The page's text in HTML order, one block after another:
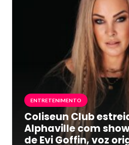
ENTRETENIMENTO
Coliseun Club
Alphaville com
de Evi Goffin, voz